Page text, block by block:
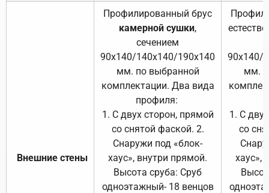
Внешние стены
Профилированный брус
камерной сушки,
сечением
90х140/140х140/190х140
мм. по выбранной
комплектации. Два вида
профиля:
1. С двух сторон, прямой
со снятой фаской. 2.
Снаружи под «блок-
хаус», внутри прямой.
Высота сруба: Сруб
одноэтажный- 18 венцов
90х140/
мм.
1. С
со
хаус»,